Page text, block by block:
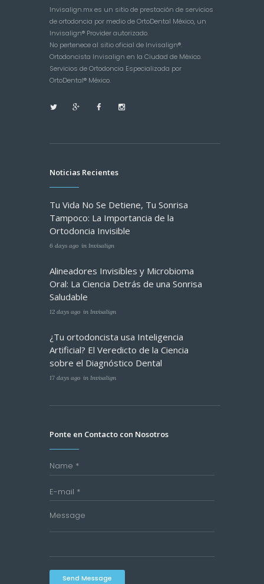
Invisalign.mx es un sitio de prestación de servicios
de ortodoncia por medio de OrtoDental México, un
Invisalign® Provider autorizado.
No pertenece al sitio oficial de Invisalign®.
Ortodoncista Invisalign en la Ciudad de México.
Servicios de Ortodoncia Especializada por
OrtoDental® México.
Noticias Recientes
Tu Vida No Se Detiene, Tu Sonrisa
Tampoco: La Importancia de la
Ortodoncia Invisible
6 days ago in Invisalign
Alineadores Invisibles y Microbioma
Oral: La Ciencia Detrás de una Sonrisa
Saludable
12 days ago in Invisalign
¿Tu ortodoncista usa Inteligencia
Artificial? El Veredicto de la Ciencia
sobre el Diagnóstico Dental
17 days ago in Invisalign
Ponte en Contacto con Nosotros
Send Message